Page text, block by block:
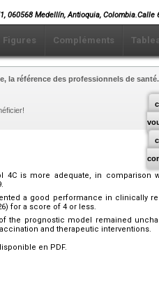
060568 Medellín, Antioquia,
Figures Compléments
la référence des professionnels de santé.
4C is more adequate, in comparison
a good performance in clinically
for a score of 4 or less.
the prognostic model remained
and therapeutic interventions.
en PDF.